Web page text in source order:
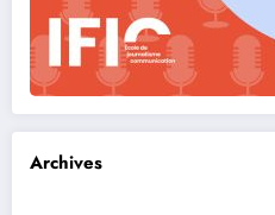
Archives